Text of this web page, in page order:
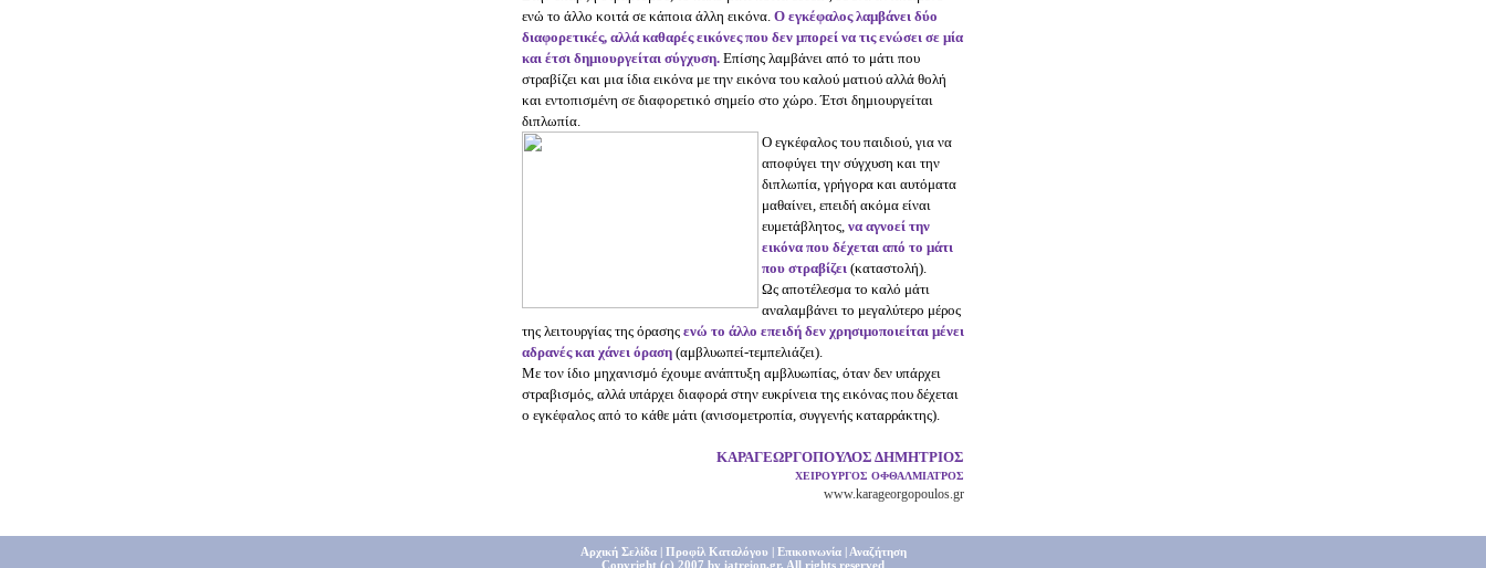
ενώ το άλλο κοιτά σε κάποια άλλη εικόνα. Ο εγκέφαλος λαμβάνει δύο
διαφορετικές, αλλά καθαρές εικόνες που δεν μπορεί να τις ενώσει σε μία
και έτσι δημιουργείται σύγχυση. Επίσης λαμβάνει από το μάτι που
στραβίζει και μια ίδια εικόνα με την εικόνα του καλού ματιού αλλά θολή
και εντοπισμένη σε διαφορετικό σημείο στο χώρο. Έτσι δημιουργείται
διπλωπία.
Ο εγκέφαλος του παιδιού, για να
αποφύγει την σύγχυση και την
διπλωπία, γρήγορα και αυτόματα
μαθαίνει, επειδή ακόμα είναι
ευμετάβλητος, να αγνοεί την
εικόνα που δέχεται από το μάτι
που στραβίζει (καταστολή).
Ως αποτέλεσμα το καλό μάτι
αναλαμβάνει το μεγαλύτερο μέρος
της λειτουργίας της όρασης ενώ το άλλο επειδή δεν χρησιμοποιείται μένει
αδρανές και χάνει όραση (αμβλυωπεί-τεμπελιάζει).
Με τον ίδιο μηχανισμό έχουμε ανάπτυξη αμβλυωπίας, όταν δεν υπάρχει
στραβισμός, αλλά υπάρχει διαφορά στην ευκρίνεια της εικόνας που δέχεται
ο εγκέφαλος από το κάθε μάτι (ανισομετροπία, συγγενής καταρράκτης).
ΚΑΡΑΓΕΩΡΓΟΠΟΥΛΟΣ ΔΗΜΗΤΡΙΟΣ
ΧΕΙΡΟΥΡΓΟΣ ΟΦΘΑΛΜΙΑΤΡΟΣ
www.karageorgopoulos.gr
Αρχική Σελίδα| Προφίλ Καταλόγου| Επικοινωνία| Αναζήτηση
Copyright (c) 2007 by iatreion.gr, All rights reserved